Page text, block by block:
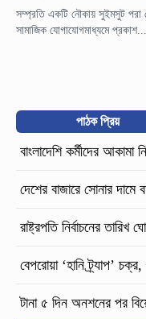
সম্প্রতি একটি নৌকায় সুইমসুট পরা
সামাজিক যোগাযোগমাধ্যমে প্রকাশ...
পাঠক প্রিয়
বাংলাদেশি কর্মীদের
দেশের বাজারে সোনার দামে
রাষ্ট্রপতি নির্বাচনের তারিখ
বেপরোয়া ‘হানি ট্র্যাপ’
টানা ৫ দিন অনশনের পর